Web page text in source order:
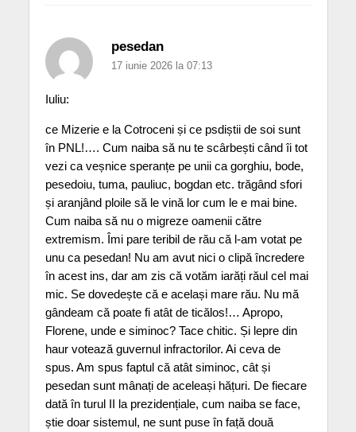
pesedan
17 iunie 2026 la 07:13
Iuliu:
ce Mizerie e la Cotroceni și ce psdiștii de soi sunt
în PNL!…. Cum naiba să nu te scârbești când îi tot
vezi ca veșnice speranțe pe unii ca gorghiu, bode,
pesedoiu, tuma, pauliuc, bogdan etc. trăgând sfori
și aranjând ploile să le vină lor cum le e mai bine.
Cum naiba să nu o migreze oamenii către
extremism. Îmi pare teribil de rău că l-am votat pe
unu ca pesedan! Nu am avut nici o clipă încredere
în acest ins, dar am zis că votăm iarăți răul cel mai
mic. Se dovedește că e același mare rău. Nu mă
gândeam că poate fi atât de ticălos!… Apropo,
Florene, unde e siminoc? Tace chitic. Și lepre din
haur votează guvernul infractorilor. Ai ceva de
spus. Am spus faptul că atât siminoc, cât și
pesedan sunt mânați de aceleași hățuri. De fiecare
dată în turul II la prezidențiale, cum naiba se face,
știe doar sistemul, ne sunt puse în față două